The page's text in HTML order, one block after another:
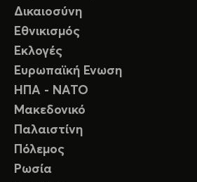
Δικαιοσύνη
Εθνικισμός
Εκλογές
Ευρωπαϊκή Ενωση
ΗΠΑ - ΝΑΤΟ
Μακεδονικό
Παλαιστίνη
Πόλεμος
Ρωσία